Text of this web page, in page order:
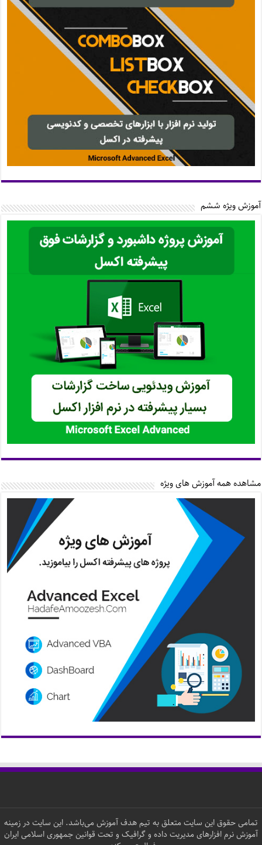
آموزش ویژه ششم
مشاهده همه آموزش های ویژه
تمامی حقوق این سایت متعلق به تیم هدف آموزش می‌باشد. این سایت در زمینه
آموزش نرم افزارهای مدیریت داده و گرافیک و تحت قوانین جمهوری اسلامی ایران